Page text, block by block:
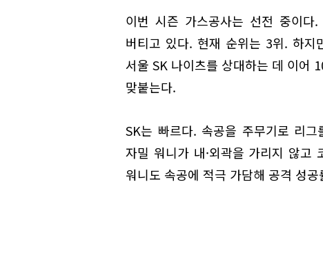
이번 시즌 가스공사는 선전 중이
버티고 있다. 현재 순위는 3위. 하
서울 SK 나이츠를 상대하는 데 이어
맞붙는다.
SK는 빠르다. 속공을 주무기로 리
자밀 워니가 내·외곽을 가리지 않고
워니도 속공에 적극 가담해 공격 성